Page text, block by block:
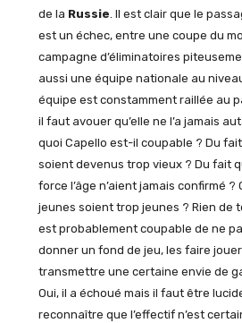
de la Russie . Il est clair que le
est un échec, entre une coupe du
campagne d’éliminatoires
aussi une équipe nationale au
équipe est constamment raillée au
il faut avouer qu’elle ne l’a jamais
quoi Capello est-il coupable ? Du
soient devenus trop vieux ? Du fait
force l’âge n’aient jamais confirmé ?
jeunes soient trop jeunes ? Rien de
est probablement coupable de ne
donner un fond de jeu, les faire
transmettre une certaine envie de
Oui, il a échoué mais il faut être
reconnaître que l’effectif n’est